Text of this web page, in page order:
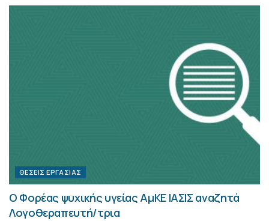
ΘΈΣΕΙΣ ΕΡΓΑΣΊΑΣ
Ο Φορέας ψυχικής υγείας ΑμΚΕ ΙΑΣΙΣ αναζητά
Λογοθεραπευτή/τρια